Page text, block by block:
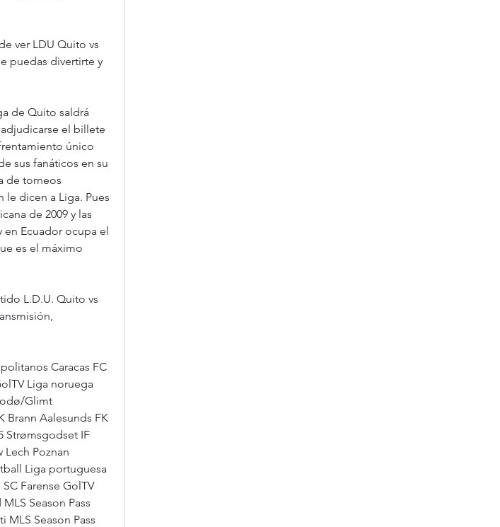
ver LDU Quito vs
puedas divertirte y
de Quito saldrá
el billete
único
sus fanáticos en su
de torneos
le dicen a Liga. Pues
de 2009 y las
en Ecuador ocupa el
es el máximo
L.D.U. Quito vs
Caracas FC
Liga noruega
Glimt
Brann Aalesunds FK
Strømsgodset IF
Lech Poznan
Liga portuguesa
Farense GolTV
Season Pass
MLS Season Pass